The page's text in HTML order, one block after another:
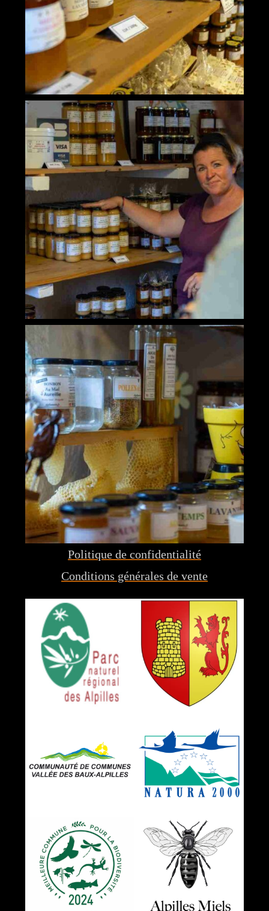
Politique de confidentialité
Conditions générales de vente